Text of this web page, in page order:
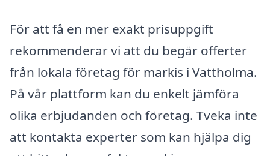
För att få en mer exakt prisuppgift
rekommenderar vi att du begär offerter
från lokala företag för markis i Vattholma.
På vår plattform kan du enkelt jämföra
olika erbjudanden och företag. Tveka inte
att kontakta experter som kan hjälpa dig